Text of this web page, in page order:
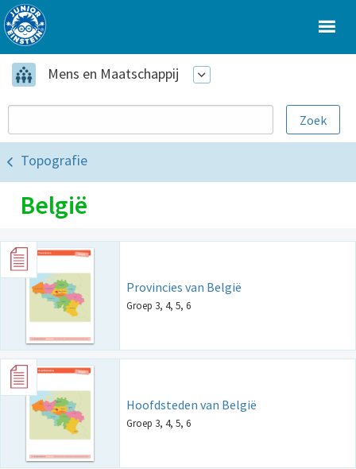
Mens en Maatschappij
Topografie
België
Provincies van België
Groep 3, 4, 5, 6
Hoofdsteden van België
Groep 3, 4, 5, 6